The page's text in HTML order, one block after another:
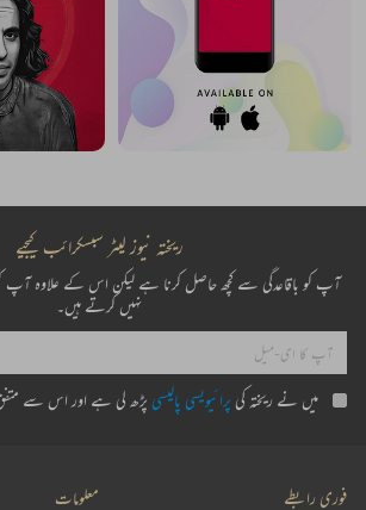
ریختہ نیوز لیٹر سبسکرائب کیجیے
آپ کو باقاعدگی سے کچھ حاصل کرنا ہے لیکن اس کے علاوہ آپ
نہیں کرتے ہیں۔
میں نے ریختہ کی پرائیویسی پالیسی پڑھ لی ہے اور اس سے
فوری رابطے معلومات